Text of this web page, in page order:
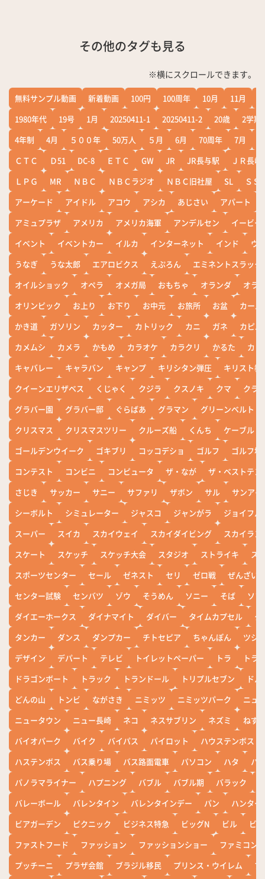
その他のタグも見る
※横にスクロールできます。
無料サンプル動画 新着動画 100円 100周年 10月 11月
1980年代
19号 1月 20250411-1 20250411-2 20歳
2学期
4年制
4月 ５００年 50万人 ５月 6月 70周年 7月
ＣＴＣ
Ｄ51 DC-8 ＥＴＣ GW JR JR長与駅
ＪＲ長崎
ＬＰＧ
MR ＮＢＣ ＮＢＣラジオ ＮＢＣ旧社屋 SL
ＳＳ
アーケード
アイドル アコウ アシカ あじさい アパート
アミュプラザ
アメリカ アメリカ海軍 アンデルセン
イービー
イベント
イベントカー イルカ インターネット インド
ウ
うなぎ
うな太郎 エアロビクス えぷろん
エミネントスラック
オイルショック
オペラ オメガ局 おもちゃ オランダ
オラ
オリンピック
お上り お下り お中元 お旅所 お盆
カー
かき道
ガソリン カッター カトリック カニ ガネ
カピバ
カメムシ
カメラ かもめ カラオケ カラクリ かるた
カレ
キャバレー
キャラバン キャンプ キリシタン弾圧
キリスト教
クイーンエリザベス
くじゃく クジラ クスノキ クマ
クラ
グラバー園
グラバー邸 ぐらばあ グラマン
グリーンベルト
クリスマス
クリスマスツリー クルーズ船 くんち
ケーブル
ゴールデンウイーク
ゴキブリ コッコデショ ゴルフ
ゴルフ場
コンテスト
コンビニ コンピュータ ザ・なが
ザ・ベストテン
さじき
サッカー サニー サファリ ザボン サル
サンアイ
シーボルト
シミュレーター ジャスコ ジャンがラ
ジョイフル
スーパー
スイカ スカイウェイ スカイダイビング
スカイラン
スケート
スケッチ スケッチ大会 スタジオ ストライキ
ス
スポーツセンター
セール ゼネスト セリ ゼロ戦
ぜんざい
センター試験
センバツ ゾウ そうめん ソニー そば
ソ
ダイエーホークス
ダイナマイト ダイバー タイムカプセル
タ
タンカー
ダンス ダンプカー チトセピア ちゃんぽん
ツシ
デザイン
デパート テレビ トイレットペーパー トラ
トラ
ドラゴンボート
トラック トランドール トリプルセブン
ド
どんの山
トンビ ながさき ニミッツ ニミッツパーク
ニュ
ニュータウン
ニュー長崎 ネコ ネスサブリン ネズミ
ねず
バイオパーク
バイク バイパス パイロット
ハウステンボス
ハステンボス
バス乗り場 バス路面電車 パソコン ハタ
ハ
パノラマライナー
ハプニング バブル バブル期 バラック
バレーボール
バレンタイン バレンタインデー パン
ハンター
ビアガーデン
ピクニック ビジネス特急 ビッグN ビル
ビワ
ファストフード
ファッション ファッションショー
ファミコン
プッチーニ
プラザ会館 ブラジル移民 プリンス・ウイレム ブ